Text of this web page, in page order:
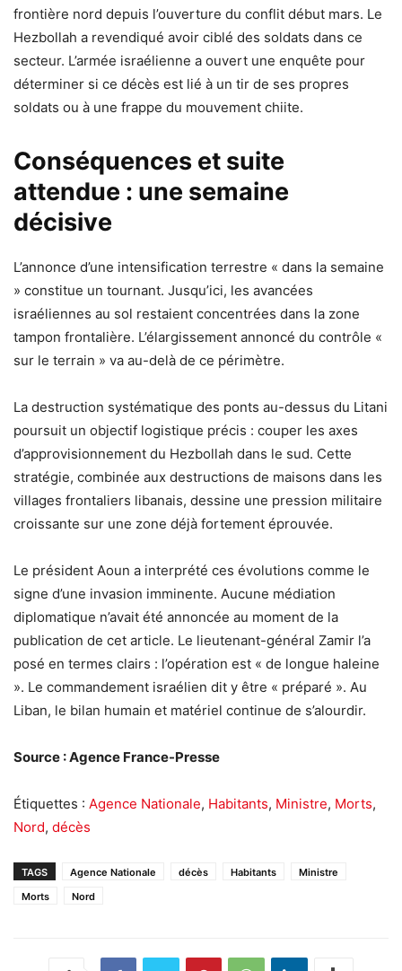
frontière nord depuis l’ouverture du conflit début mars. Le
Hezbollah a revendiqué avoir ciblé des soldats dans ce
secteur. L’armée israélienne a ouvert une enquête pour
déterminer si ce décès est lié à un tir de ses propres
soldats ou à une frappe du mouvement chiite.
Conséquences et suite
attendue : une semaine
décisive
L’annonce d’une intensification terrestre « dans la semaine
» constitue un tournant. Jusqu’ici, les avancées
israéliennes au sol restaient concentrées dans la zone
tampon frontalière. L’élargissement annoncé du contrôle «
sur le terrain » va au-delà de ce périmètre.
La destruction systématique des ponts au-dessus du Litani
poursuit un objectif logistique précis : couper les axes
d’approvisionnement du Hezbollah dans le sud. Cette
stratégie, combinée aux destructions de maisons dans les
villages frontaliers libanais, dessine une pression militaire
croissante sur une zone déjà fortement éprouvée.
Le président Aoun a interprété ces évolutions comme le
signe d’une invasion imminente. Aucune médiation
diplomatique n’avait été annoncée au moment de la
publication de cet article. Le lieutenant-général Zamir l’a
posé en termes clairs : l’opération est « de longue haleine
». Le commandement israélien dit y être « préparé ». Au
Liban, le bilan humain et matériel continue de s’alourdir.
Source : Agence France-Presse
Étiquettes : Agence Nationale, Habitants, Ministre, Morts,
Nord, décès
TAGS Agence Nationale décès Habitants
Ministre
Morts
Nord